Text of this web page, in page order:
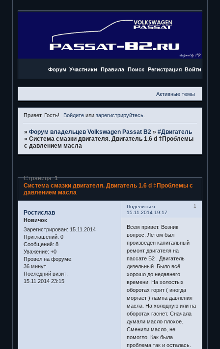
Форум Участники Правила Поиск Регистрация Войти
Активные темы
Привет, Гость! Войдите илизарегистрируйтесь
» Форум владельцев Volkswagen Passat B2 » #Двигатель
» Система смазки двигателя. Двигатель 1.6 d ‡Проблемы
с давлением масла
Система смазки двигателя. Двигатель 1.6 d ‡Проблемы с
давлением масла
Страница:1
Поделиться
1
15.11.2014 19:17
Ростислав
Новичок
Зарегистрирован: 15.11.2014
Приглашений: 0
Сообщений: 8
Уважение: +0
Провел на форуме:
36 минут
Последний визит:
15.11.2014 23:15
Всем привет. Возник
вопрос. Летом был
произведен капитальный
ремонт двигателя на
пассате Б2 . Двигатель
дизельный. Было всё
хорошо до недавнего
времени. На холостых
оборотах горит ( иногда
моргает ) лампа давления
масла. На холодную или на
оборотах гаснет. Сначала
думали масло плохое.
Сменили масло, не
помогло. Как была
проблема так и осталась.